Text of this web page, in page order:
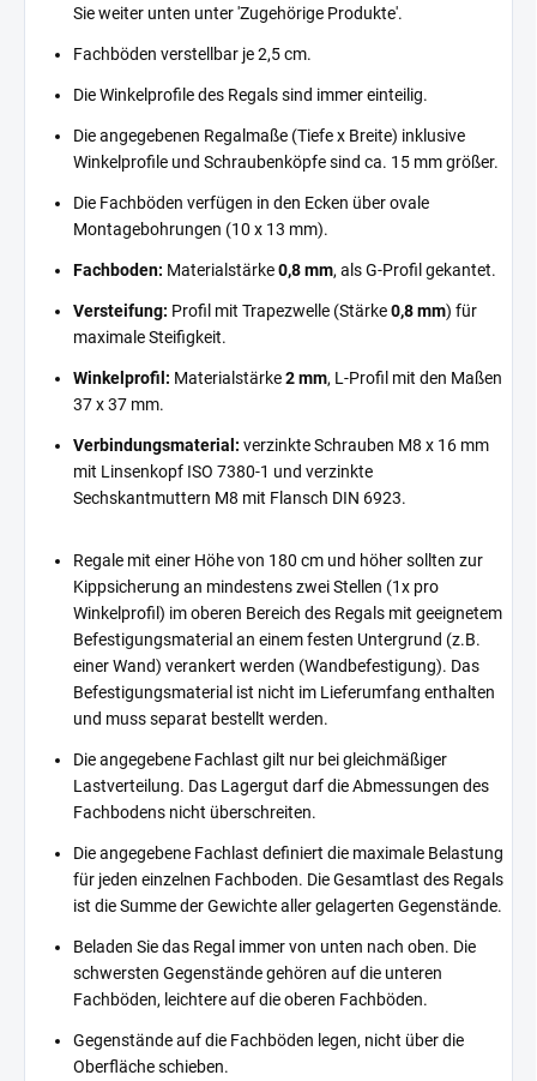
Sie weiter unten unter 'Zugehörige Produkte'.
Fachböden verstellbar je 2,5 cm.
Die Winkelprofile des Regals sind immer einteilig.
Die angegebenen Regalmaße (Tiefe x Breite) inklusive
Winkelprofile und Schraubenköpfe sind ca. 15 mm größer.
Die Fachböden verfügen in den Ecken über ovale
Montagebohrungen (10 x 13 mm).
Fachboden: Materialstärke0,8 mm, als G-Profil gekantet.
Versteifung: Profil mit Trapezwelle (Stärke0,8 mm) für
maximale Steifigkeit.
Winkelprofil: Materialstärke2 mm, L-Profil mit den Maßen
37 x 37 mm.
Verbindungsmaterial: verzinkte Schrauben M8 x 16 mm
mit Linsenkopf ISO 7380-1 und verzinkte
Sechskantmuttern M8 mit Flansch DIN 6923.
Regale mit einer Höhe von 180 cm und höher sollten zur
Kippsicherung an mindestens zwei Stellen (1x pro
Winkelprofil) im oberen Bereich des Regals mit geeignetem
Befestigungsmaterial an einem festen Untergrund (z.B.
einer Wand) verankert werden (Wandbefestigung). Das
Befestigungsmaterial ist nicht im Lieferumfang enthalten
und muss separat bestellt werden.
Die angegebene Fachlast gilt nur bei gleichmäßiger
Lastverteilung. Das Lagergut darf die Abmessungen des
Fachbodens nicht überschreiten.
Die angegebene Fachlast definiert die maximale Belastung
für jeden einzelnen Fachboden. Die Gesamtlast des Regals
ist die Summe der Gewichte aller gelagerten Gegenstände.
Beladen Sie das Regal immer von unten nach oben. Die
schwersten Gegenstände gehören auf die unteren
Fachböden, leichtere auf die oberen Fachböden.
Gegenstände auf die Fachböden legen, nicht über die
Oberfläche schieben.